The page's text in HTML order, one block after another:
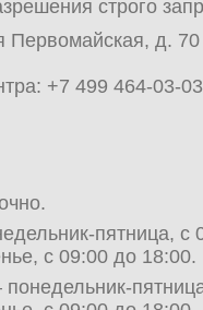
строго
Первомайская, д.
+7 499 464-03-03
пятница, с
с 09:00 до 18:00.